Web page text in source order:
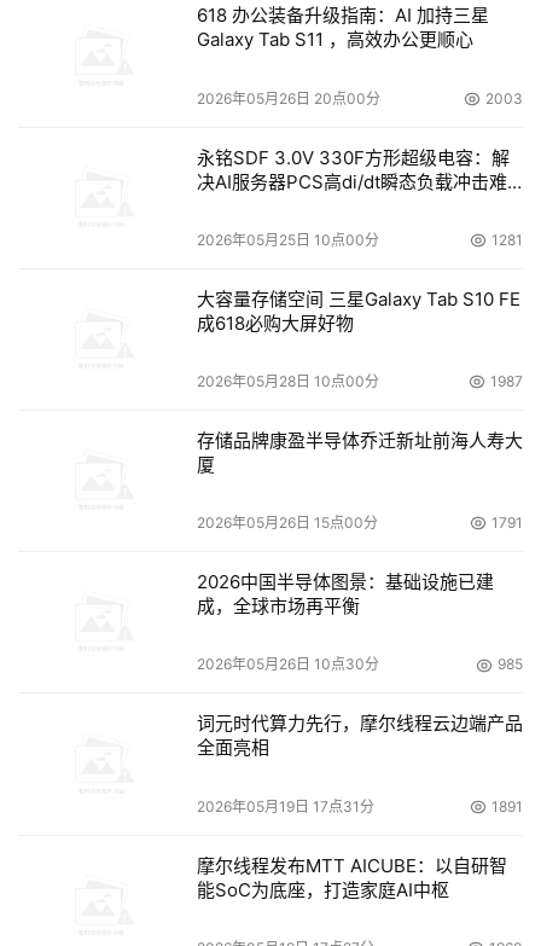
电池或者发电机容量。
2005年每千瓦小时平均要付8.67美分。到2006年11月，平
均电费涨到了每千瓦小时9.11美分。芝加哥商业房地产公司
更会涨到每千瓦小时14.38美分，这使得像微软、雅虎和
Intuit这些客户在华盛顿东部靠近电源的地方纷纷建立大型
George Coulter是美国弗吉尼亚州阿灵顿的全球公用
年半里，用电形势已经到了很严峻的程度。我们的数据中心
力成了比首先获得运行设备的电力还要困难的挑战。
市场研究公司Gartner在2006年年底估计，到2008
年，全球近50%的数据中心会缺乏支持刀片服务器等高密度
设备所需的电力和冷却能力。
美国加州帕洛阿尔托电力研究所负责技术创新的副总裁
Clark Gellings说，电力需求方面的增长速度超过了美国全
美国东北部和洛杉矶地区特别容易发生这些电力线出现堵塞
618 办公装备升级指南：AI 加持三星
Galaxy Tab S11 ，高效办公更顺心
2026年05月26日 20点00分 2003
永铭SDF 3.0V 330F方形超级电容：解
决AI服务器PCS高di/dt瞬态负载冲击难
2026年05月25日 10点00分 1281
大容量存储空间 三星Galaxy Tab S10 FE
成618必购大屏好物
2026年05月28日 10点00分 1987
存储品牌康盈半导体乔迁新址前海人寿大
厦
2026年05月26日 15点00分 1791
2026中国半导体图景：基础设施已建
成，全球市场再平衡
2026年05月26日 10点30分 985
词元时代算力先行，摩尔线程云边端产品
全面亮相
2026年05月19日 17点31分 1891
摩尔线程发布MTT AICUBE：以自研智
能SoC为底座，打造家庭AI中枢